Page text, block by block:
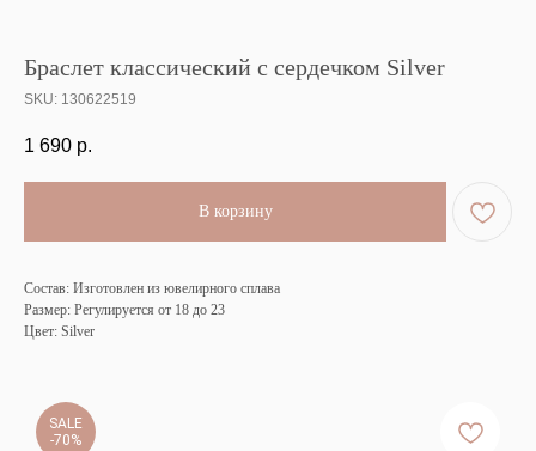
Браслет классический с сердечком Silver
SKU: 130622519
1 690 р.
В корзину
Состав: Изготовлен из ювелирного сплава
Размер: Регулируется от 18 до 23
Цвет: Silver
SALE
-70%